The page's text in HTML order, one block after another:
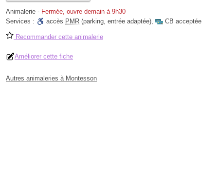
Animalerie - Fermée, ouvre demain à 9h30
Services :
accès PMR (parking, entrée adaptée), CB acceptée
Recommander cette animalerie
Améliorer cette fiche
Autres animaleries à Montesson